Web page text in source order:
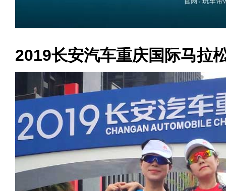
2019长安汽车重庆国际马拉